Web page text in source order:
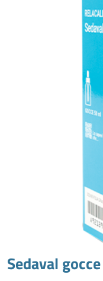
Sedaval gocce